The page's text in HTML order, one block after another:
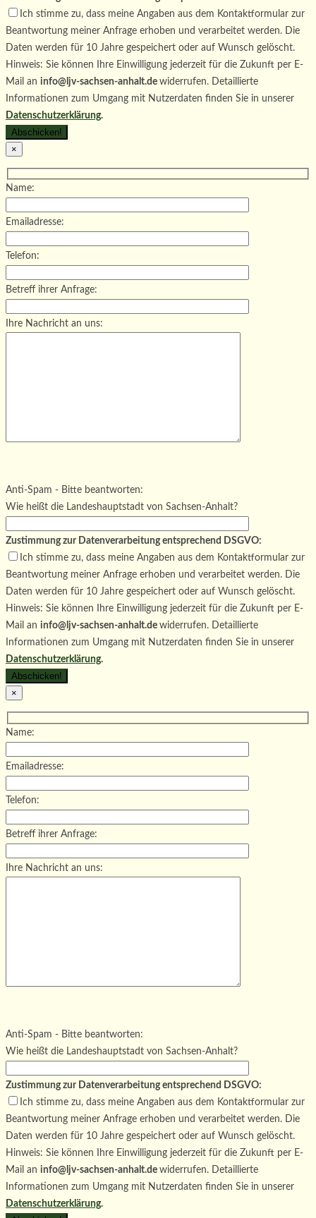
Ich stimme zu, dass meine Angaben aus dem Kontaktformular zur
Beantwortung meiner Anfrage erhoben und verarbeitet werden. Die
Daten werden für 10 Jahre gespeichert oder auf Wunsch gelöscht.
Hinweis: Sie können Ihre Einwilligung jederzeit für die Zukunft per E-
Mail an info@ljv-sachsen-anhalt.de widerrufen. Detaillierte
Informationen zum Umgang mit Nutzerdaten finden Sie in unserer
Datenschutzerklärung.
×
Name:
Emailadresse:
Telefon:
Betreff ihrer Anfrage:
Ihre Nachricht an uns:
Bitte lasse dieses Feld leer.
Anti-Spam - Bitte beantworten:
Wie heißt die Landeshauptstadt von Sachsen-Anhalt?
Zustimmung zur Datenverarbeitung entsprechend DSGVO:
Ich stimme zu, dass meine Angaben aus dem Kontaktformular zur
Beantwortung meiner Anfrage erhoben und verarbeitet werden. Die
Daten werden für 10 Jahre gespeichert oder auf Wunsch gelöscht.
Hinweis: Sie können Ihre Einwilligung jederzeit für die Zukunft per E-
Mail an info@ljv-sachsen-anhalt.de widerrufen. Detaillierte
Informationen zum Umgang mit Nutzerdaten finden Sie in unserer
Datenschutzerklärung.
×
Name:
Emailadresse:
Telefon:
Betreff ihrer Anfrage:
Ihre Nachricht an uns:
Bitte lasse dieses Feld leer.
Anti-Spam - Bitte beantworten:
Wie heißt die Landeshauptstadt von Sachsen-Anhalt?
Zustimmung zur Datenverarbeitung entsprechend DSGVO:
Ich stimme zu, dass meine Angaben aus dem Kontaktformular zur
Beantwortung meiner Anfrage erhoben und verarbeitet werden. Die
Daten werden für 10 Jahre gespeichert oder auf Wunsch gelöscht.
Hinweis: Sie können Ihre Einwilligung jederzeit für die Zukunft per E-
Mail an info@ljv-sachsen-anhalt.de widerrufen. Detaillierte
Informationen zum Umgang mit Nutzerdaten finden Sie in unserer
Datenschutzerklärung.